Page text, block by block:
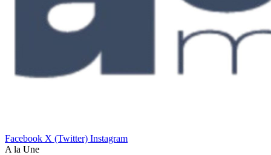
Facebook X (Twitter) Instagram
A la Une